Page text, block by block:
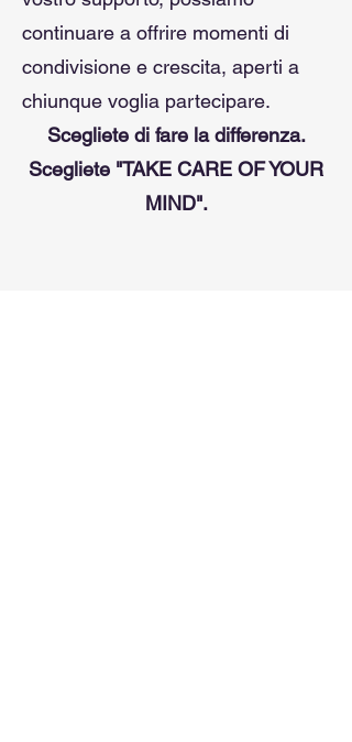
continuare a offrire momenti di
condivisione e crescita, aperti a
chiunque voglia partecipare.
Scegliete di fare la differenza.
Scegliete "TAKE CARE OF YOUR
MIND".